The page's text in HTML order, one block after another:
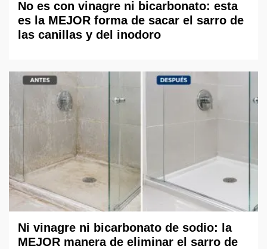
No es con vinagre ni bicarbonato: esta
es la MEJOR forma de sacar el sarro de
las canillas y del inodoro
Ni vinagre ni bicarbonato de sodio: la
MEJOR manera de eliminar el sarro de